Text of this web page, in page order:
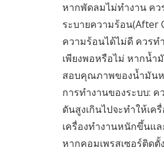
หากพัดลมไม่ทำงาน คว
ระบายความร้อน(After
ความร้อนได้ไม่ดี ควร
เพียงพอหรือไม่ หากน้ำ
สอบคุณภาพของน้ำมัน
การทำงานของระบบ:
ดันสูงเกินไปจะทำให้เ
เครื่องทำงานหนักขึ้นแ
หากคอมเพรสเซอร์ติด